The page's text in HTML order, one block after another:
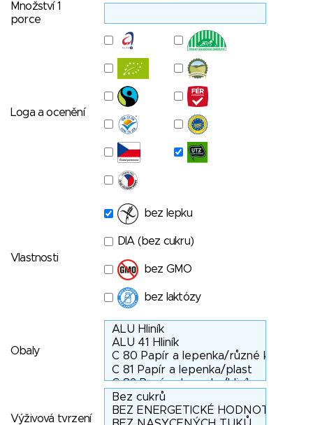
Množství 1
porce
Loga a ocenění
Vlastnosti
bez lepku
DIA (bez cukru)
bez GMO
bez laktózy
Obaly
Výživová tvrzení